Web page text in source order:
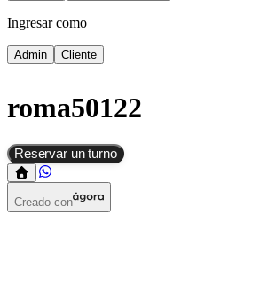
Ingresar como
Admin Cliente
roma50122
Reservar un turno
Creado con